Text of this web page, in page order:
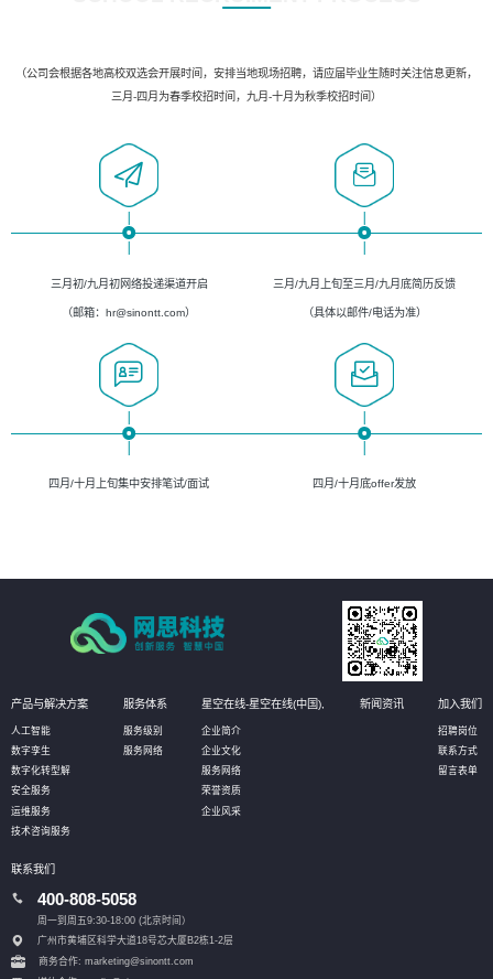
（公司会根据各地高校双选会开展时间，安排当地现场招聘，请应届毕业生随时关注信息更新，
三月-四月为春季校招时间，九月-十月为秋季校招时间）
三月初/九月初网络投递渠道开启
（邮箱：hr@sinontt.com）
三月/九月上旬至三月/九月底简历反馈
（具体以邮件/电话为准）
四月/十月上旬集中安排笔试/面试 四月/十月底offer发放
产品与解决方案
人工智能
数字孪生
数字化转型解
安全服务
运维服务
技术咨询服务
服务体系
服务级别
服务网络
星空在线-星空在线(中国),
企业简介
企业文化
服务网络
荣誉资质
企业风采
新闻资讯 加入我们
招聘岗位
联系方式
留言表单
联系我们
400-808-5058
周一到周五9:30-18:00 (北京时间）
广州市黄埔区科学大道18号芯大厦B2栋1-2层
商务合作: marketing@sinontt.com